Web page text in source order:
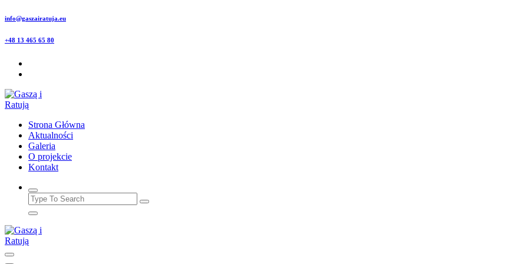
Skip
content
info@gaszairatuja.eu
+48 13 465 65 80
Strona Główna
Aktualności
Galeria
O projekcie
Kontakt